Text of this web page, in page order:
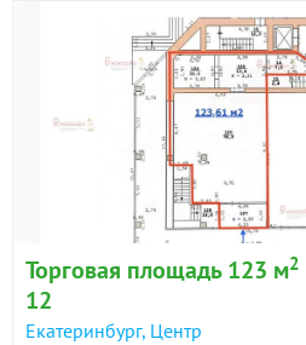
Торговая площадь 123 м2
12
Екатеринбург, Центр